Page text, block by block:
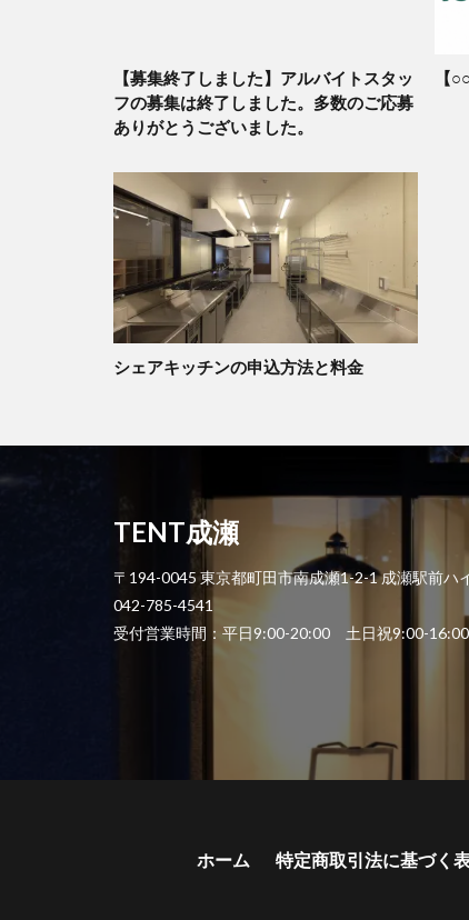
【募集終了しました】アルバイトスタッ
フの募集は終了しました。多数のご応募
ありがとうございました。
【
シェアキッチンの申込方法と料金
TENT成瀬
〒194-0045 東京都町田市南成瀬1-2-1 成瀬駅前ハ
042-785-4541
受付営業時間：平日9:00-20:00 土日祝9:00-
ホーム 特定商取引法に基づく